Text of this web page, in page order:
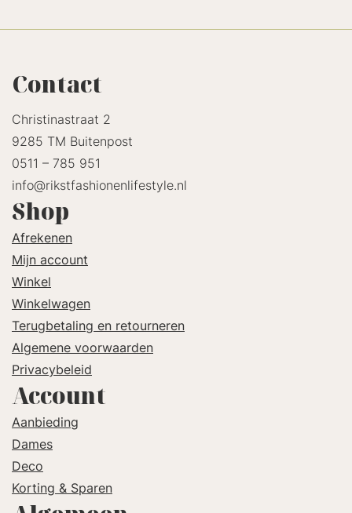
Contact
Christinastraat 2
9285 TM Buitenpost
0511 – 785 951
info@rikstfashionenlifestyle.nl
Shop
Afrekenen
Mijn account
Winkel
Winkelwagen
Terugbetaling en retourneren
Algemene voorwaarden
Privacybeleid
Account
Aanbieding
Dames
Deco
Korting & Sparen